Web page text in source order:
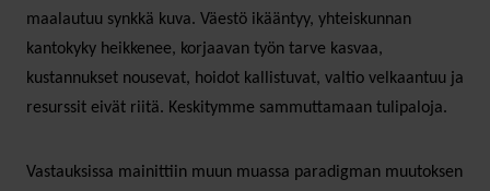
maalautuu synkkä kuva. Väestö ikääntyy, yhteiskunnan
kantokyky heikkenee, korjaavan työn tarve kasvaa,
kustannukset nousevat, hoidot kallistuvat, valtio velkaantuu ja
resurssit eivät riitä. Keskitymme sammuttamaan tulipaloja.
Vastauksissa mainittiin muun muassa paradigman muutoksen